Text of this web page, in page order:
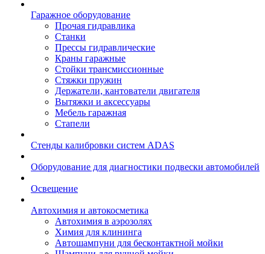
Гаражное оборудование
Прочая гидравлика
Станки
Прессы гидравлические
Краны гаражные
Стойки трансмиссионные
Стяжки пружин
Держатели, кантователи двигателя
Вытяжки и аксессуары
Мебель гаражная
Стапели
Стенды калибровки систем ADAS
Оборудование для диагностики подвески автомобилей
Освещение
Автохимия и автокосметика
Автохимия в аэрозолях
Химия для клининга
Автошампуни для бесконтактной мойки